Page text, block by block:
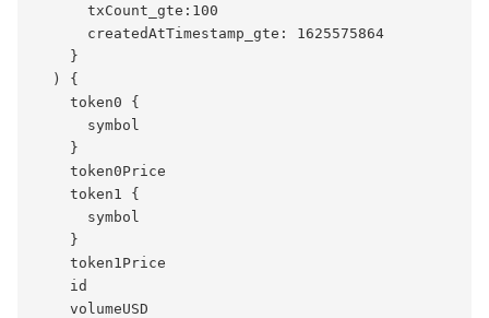
      txCount_gte:100
      createdAtTimestamp_gte: 1625575864
    }
  ) {
    token0 {
      symbol
    }
    token0Price
    token1 {
      symbol
    }
    token1Price
    id
    volumeUSD